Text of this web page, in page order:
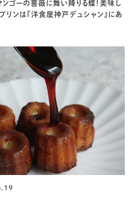
ンゴーの薔薇に舞い降りる蝶！美味し
リンは『洋食屋神戸デュシャン』にあ